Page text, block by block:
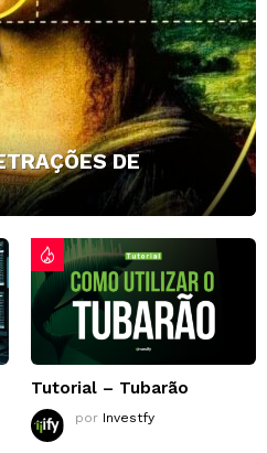
DE
Tutorial – Tubarão
por Investfy